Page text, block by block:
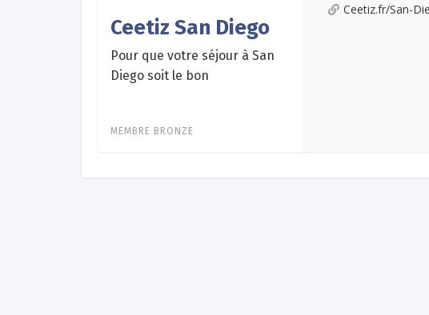
Ceetiz San Diego
Pour que votre séjour à San
Diego soit le bon
MEMBRE BRONZE
Ceetiz.fr/San-